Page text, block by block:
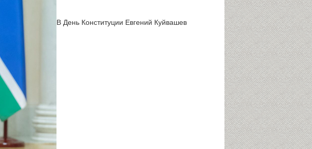
В День Конституции Евгений Куйвашев